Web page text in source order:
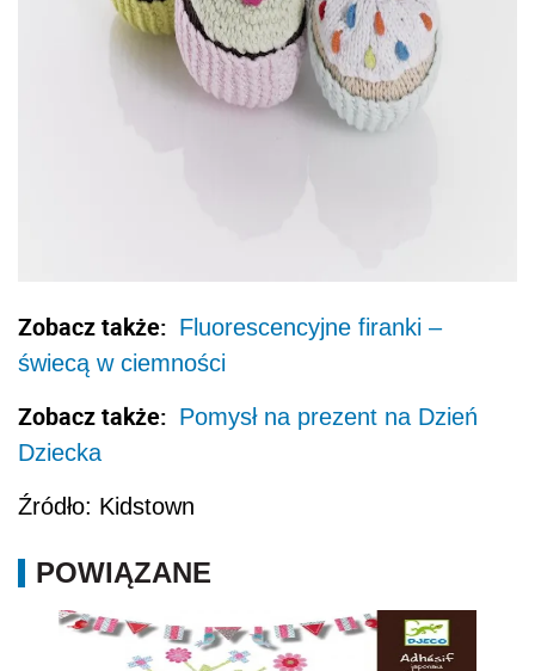
Zobacz także: Fluorescencyjne firanki –
świecą w ciemności
Zobacz także: Pomysł na prezent na Dzień
Dziecka
Źródło: Kidstown
POWIĄZANE